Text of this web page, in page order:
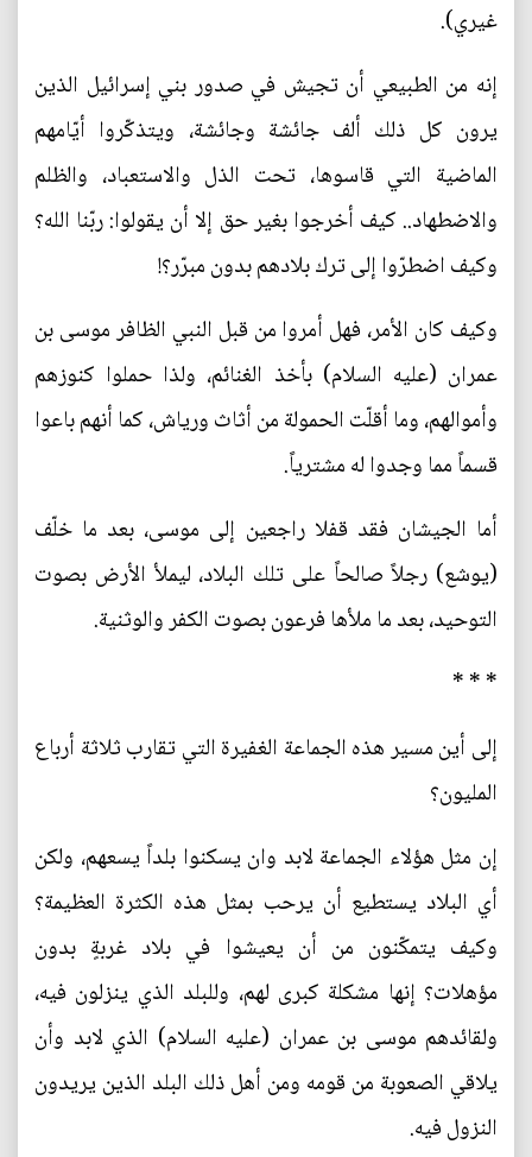
غيري).
إنه من الطبيعي أن تجيش في صدور بني إسرائيل الذين
يرون كل ذلك ألف جائشة وجائشة، ويتذكّروا أيّامهم
الماضية التي قاسوها، تحت الذل والاستعباد، والظلم
والاضطهاد.. كيف أخرجوا بغير حق إلا أن يقولوا: ربّنا الله؟
وكيف اضطرّوا إلى ترك بلادهم بدون مبرّر؟!
وكيف كان الأمر، فهل أمروا من قبل النبي الظافر موسى بن
عمران (عليه السلام) بأخذ الغنائم، ولذا حملوا كنوزهم
وأموالهم، وما أقلّت الحمولة من أثاث ورياش، كما أنهم باعوا
قسماً مما وجدوا له مشترياً.
أما الجيشان فقد قفلا راجعين إلى موسى، بعد ما خلّف
(يوشع) رجلاً صالحاً على تلك البلاد، ليملأ الأرض بصوت
التوحيد، بعد ما ملأها فرعون بصوت الكفر والوثنية.
* * *
إلى أين مسير هذه الجماعة الغفيرة التي تقارب ثلاثة أرباع
المليون؟
إن مثل هؤلاء الجماعة لابد وان يسكنوا بلداً يسعهم، ولكن
أي البلاد يستطيع أن يرحب بمثل هذه الكثرة العظيمة؟
وكيف يتمكّنون من أن يعيشوا في بلاد غربةٍ بدون
مؤهلات؟ إنها مشكلة كبرى لهم، وللبلد الذي ينزلون فيه،
ولقائدهم موسى بن عمران (عليه السلام) الذي لابد وأن
يلاقي الصعوبة من قومه ومن أهل ذلك البلد الذين يريدون
النزول فيه.